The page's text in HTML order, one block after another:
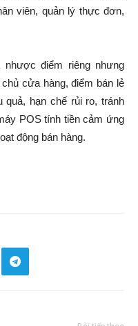
viên, quản lý thực đơn,
điểm riêng nhưng
cửa hàng, điểm bán lẻ
quả, hạn chế rủi ro, tránh
POS tính tiền cảm ứng
động bán hàng.